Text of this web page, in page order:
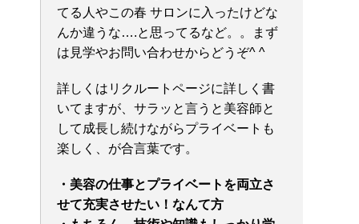
てる人やこの春 サロンに入ったけどな
んか違うな….と思ってるなど。。まず
は見学やお問い合わせからどうぞ^ ^
詳しくはリクルートページに詳しく書
いてますが、サラッと言うと美容師と
して成長し続けながらプライベートも
楽しく、が合言葉です。
・美容の仕事とプライベートを両立さ
せて充実させたい！なんて方